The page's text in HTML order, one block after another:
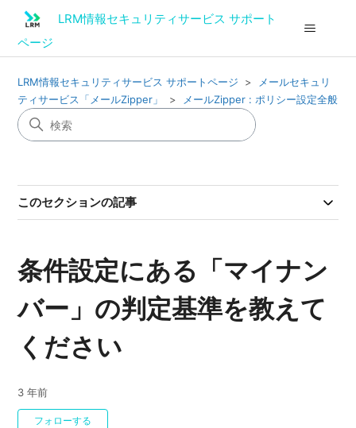
LRM情報セキュリティサービス サポート
ページ
LRM情報セキュリティサービス サポートページ
メールセキュリ
ティサービス「メールZipper」
メールZipper : ポリシー設定全般
このセクションの記事
条件設定にある「マイナン
バー」の判定基準を教えて
ください
3 年前
フォローする